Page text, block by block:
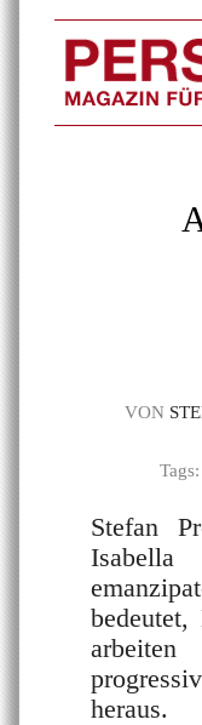
VON
Tags:
Stefan
heraus.